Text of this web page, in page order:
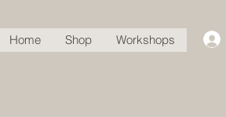
Home Shop Workshops